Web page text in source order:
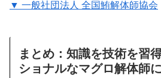
▼ 一般社団法人 全国鮪解体師協会
まとめ：知識を技術を習
ショナルなマグロ解体師